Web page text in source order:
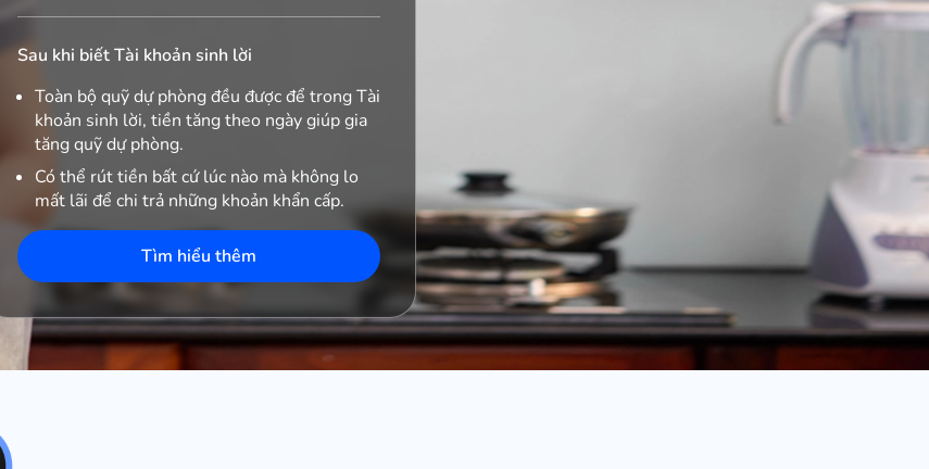
Sau khi biết Tài khoản sinh lời
Toàn bộ quỹ dự phòng đều được để trong Tài
khoản sinh lời, tiền tăng theo ngày giúp gia
tăng quỹ dự phòng.
Có thể rút tiền bất cứ lúc nào mà không lo
mất lãi để chi trả những khoản khẩn cấp.
Tìm hiểu thêm